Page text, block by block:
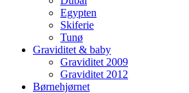
Egypten
Skiferie
Tunø
Graviditet & baby
Graviditet 2009
Graviditet 2012
Børnehjørnet